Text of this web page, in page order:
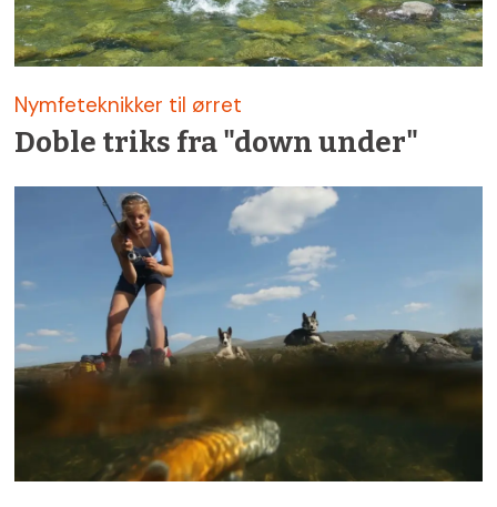
Nymfeteknikker til ørret
Doble triks fra "down under"